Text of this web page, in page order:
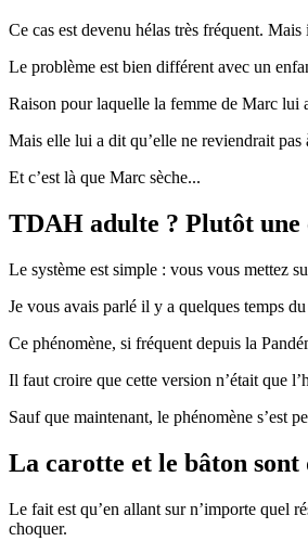
Ce cas est devenu hélas très fréquent.
Le problème est bien différent avec un
Raison pour laquelle la femme de Marc lui
Mais elle lui a dit qu’elle ne reviendrait pas
Et c’est là que Marc sèche...
TDAH adulte ? Plutôt une
Le système est simple : vous vous mettez
Je vous avais parlé il y a quelques temps du
Ce phénomène, si fréquent depuis la
Il faut croire que cette version n’était que
Sauf que maintenant, le phénomène s’est
La carotte et le bâton sont
Le fait est qu’en allant sur n’importe quel
choquer.